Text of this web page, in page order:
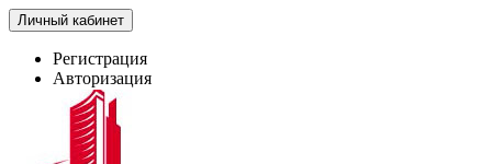
Личный кабинет
Регистрация
Авторизация